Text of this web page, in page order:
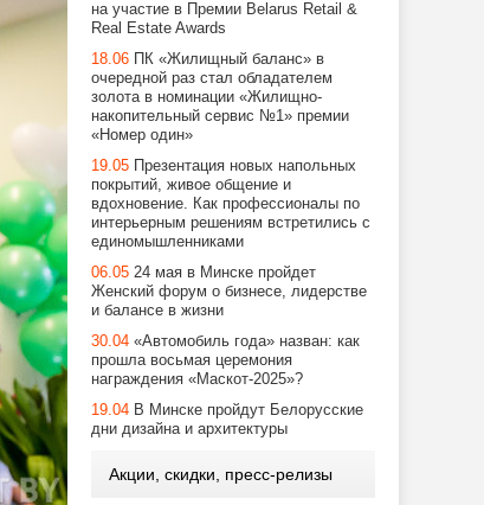
на участие в Премии Belarus Retail &
Real Estate Awards
18.06 ПК «Жилищный баланс» в
очередной раз стал обладателем
золота в номинации «Жилищно-
накопительный сервис №1» премии
«Номер один»
19.05 Презентация новых напольных
покрытий, живое общение и
вдохновение. Как профессионалы по
интерьерным решениям встретились с
единомышленниками
06.05 24 мая в Минске пройдет
Женский форум о бизнесе, лидерстве
и балансе в жизни
30.04 «Автомобиль года» назван: как
прошла восьмая церемония
награждения «Маскот-2025»?
19.04 В Минске пройдут Белорусские
дни дизайна и архитектуры
Акции, скидки, пресс-релизы